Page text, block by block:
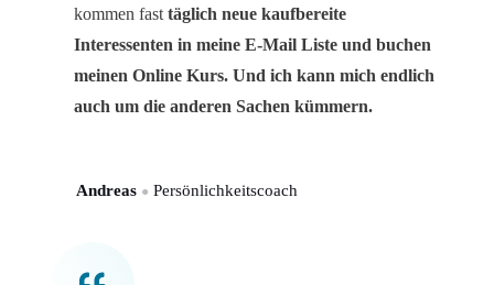
kommen fast täglich neue kaufbereite
Interessenten in meine E-Mail Liste und buchen
meinen Online Kurs. Und ich kann mich endlich
auch um die anderen Sachen kümmern.
Andreas ● Persönlichkeitscoach